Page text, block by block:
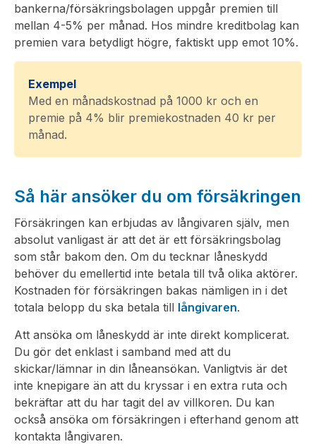
bankerna/försäkringsbolagen uppgår premien till
mellan 4-5% per månad. Hos mindre kreditbolag kan
premien vara betydligt högre, faktiskt upp emot 10%.
Exempel
Med en månadskostnad på 1000 kr och en
premie på 4% blir premiekostnaden 40 kr per
månad.
Så här ansöker du om försäkringen
Försäkringen kan erbjudas av långivaren själv, men
absolut vanligast är att det är ett försäkringsbolag
som står bakom den. Om du tecknar låneskydd
behöver du emellertid inte betala till två olika aktörer.
Kostnaden för försäkringen bakas nämligen in i det
totala belopp du ska betala till långivaren.
Att ansöka om låneskydd är inte direkt komplicerat.
Du gör det enklast i samband med att du
skickar/lämnar in din låneansökan. Vanligtvis är det
inte knepigare än att du kryssar i en extra ruta och
bekräftar att du har tagit del av villkoren. Du kan
också ansöka om försäkringen i efterhand genom att
kontakta långivaren.